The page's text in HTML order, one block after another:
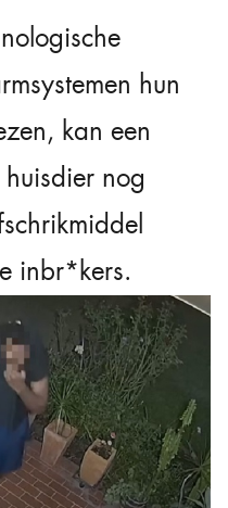
hun
kan een
nog
inbr*kers.